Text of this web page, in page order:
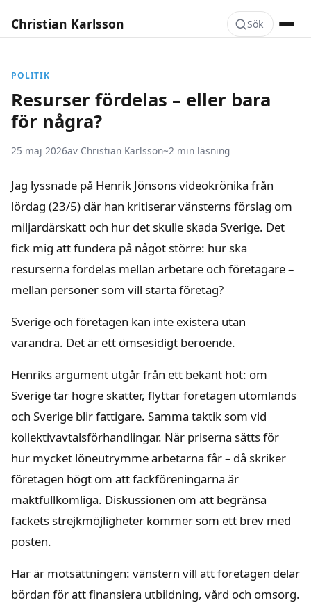
Christian Karlsson Sök
POLITIK
Resurser fördelas – eller bara
för några?
25 maj 2026av Christian Karlsson~2 min läsning
Jag lyssnade på Henrik Jönsons videokrönika från
lördag (23/5) där han kritiserar vänsterns förslag om
miljardärskatt och hur det skulle skada Sverige. Det
fick mig att fundera på något större: hur ska
resurserna fordelas mellan arbetare och företagare –
mellan personer som vill starta företag?
Sverige och företagen kan inte existera utan
varandra. Det är ett ömsesidigt beroende.
Henriks argument utgår från ett bekant hot: om
Sverige tar högre skatter, flyttar företagen utomlands
och Sverige blir fattigare. Samma taktik som vid
kollektivavtalsförhandlingar. När priserna sätts för
hur mycket löneutrymme arbetarna får – då skriker
företagen högt om att fackföreningarna är
maktfullkomliga. Diskussionen om att begränsa
fackets strejkmöjligheter kommer som ett brev med
posten.
Här är motsättningen: vänstern vill att företagen delar
bördan för att finansiera utbildning, vård och omsorg.